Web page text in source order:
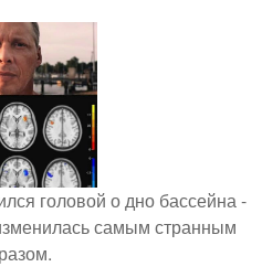
головой о дно бассейна -
самым странным